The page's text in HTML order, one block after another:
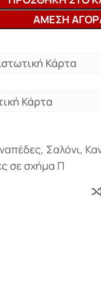
ΆΜΕΣΗ
Κάρτα
Κάρτα
, Σαλόνι,
σε σχήμα Π